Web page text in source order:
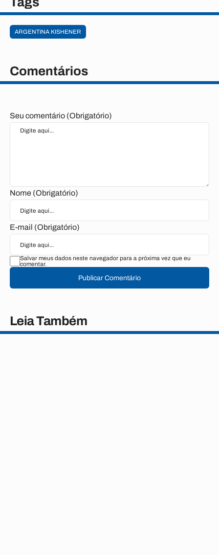
ARGENTINA KISHENER
Comentários
Seu comentário (Obrigatório)
Nome (Obrigatório)
E-mail (Obrigatório)
Salvar meus dados neste navegador para a próxima vez que eu
comentar.
Publicar Comentário
Leia Também